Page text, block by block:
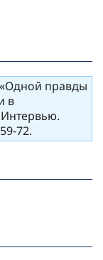
«Одной правды
в
72.